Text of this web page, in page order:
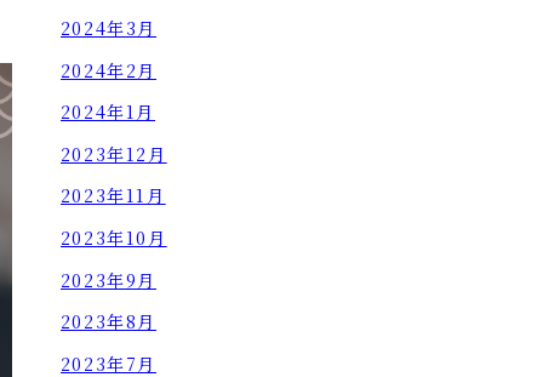
2024年3月
2024年2月
2024年1月
2023年12月
2023年11月
2023年10月
2023年9月
2023年8月
2023年7月